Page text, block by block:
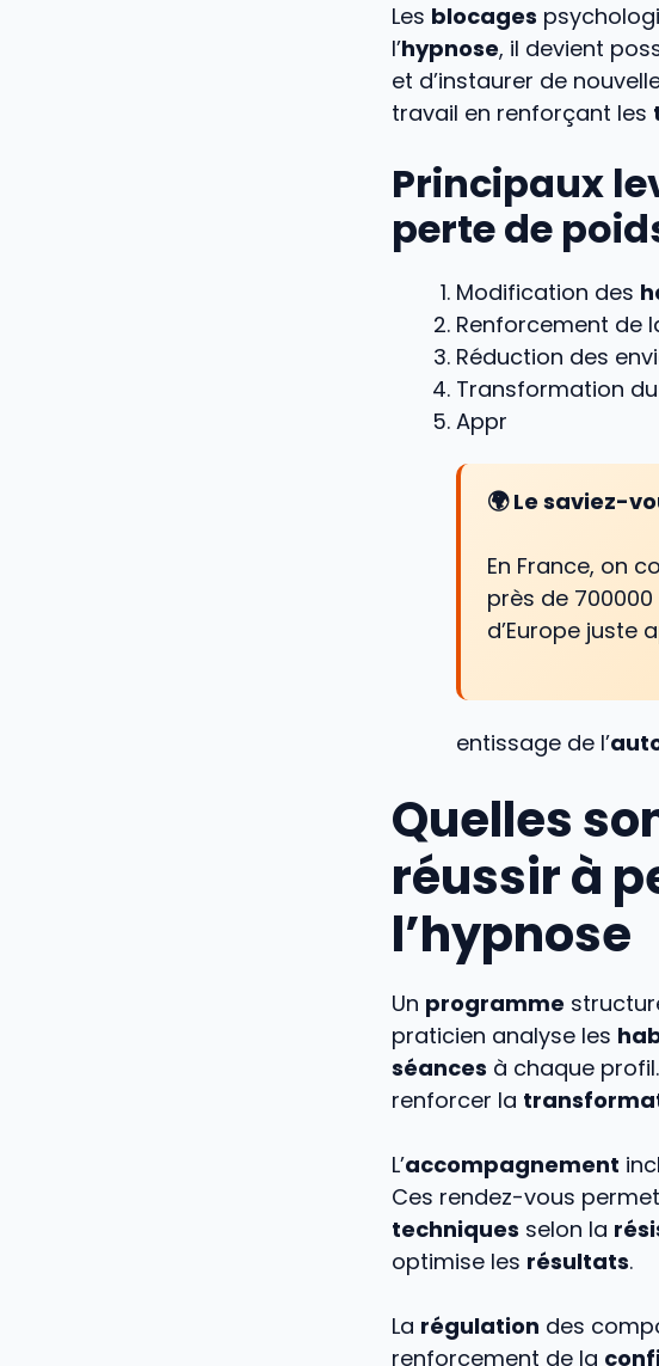
Les blocages
l’hypnose, il devient
et d’instaurer de
travail en renforçant les
Principaux
perte de
Modification des
Renforcement de
Réduction des
Transformation du
Appr
🌍 Le saviez-
En France, on
près de
d’Europe juste
entissage de l’
Quelles
réussir à
l’hypnose
Un programme
praticien analyse les
séances à chaque
renforcer la
L’accompagnement
Ces rendez-vous
techniques selon la
optimise les résultats.
La régulation des
renforcement de la